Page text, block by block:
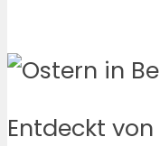
Entdeckt von